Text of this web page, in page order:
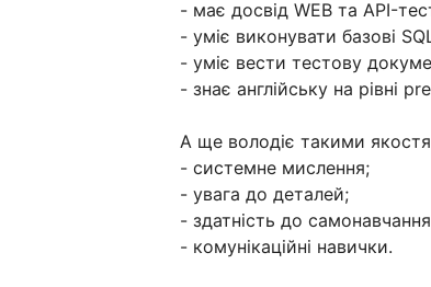
- має досвід WEB та API-
- уміє виконувати базові
- уміє вести тестову
- знає англійську на рівні
А ще володіє такими
- системне мислення;
- увага до деталей;
- здатність до
- комунікаційні навички.